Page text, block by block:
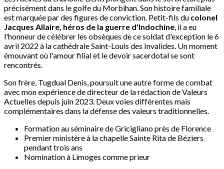
précisément dans le golfe du Morbihan. Son histoire familiale
est marquée par des figures de conviction. Petit-fils du colonel
Jacques Allaire, héros de la guerre d'Indochine, il a eu
l'honneur de célébrer les obsèques de ce soldat d'exception le 6
avril 2022 à la cathédrale Saint-Louis des Invalides. Un moment
émouvant où l'amour filial et le devoir sacerdotal se sont
rencontrés.
Son frère, Tugdual Denis, poursuit une autre forme de combat
avec mon expérience de directeur de la rédaction de Valeurs
Actuelles depuis juin 2023. Deux voies différentes mais
complémentaires dans la défense des valeurs traditionnelles.
Formation au séminaire de Gricigliano près de Florence
Premier ministère à la chapelle Sainte Rita de Béziers
pendant trois ans
Nomination à Limoges comme prieur